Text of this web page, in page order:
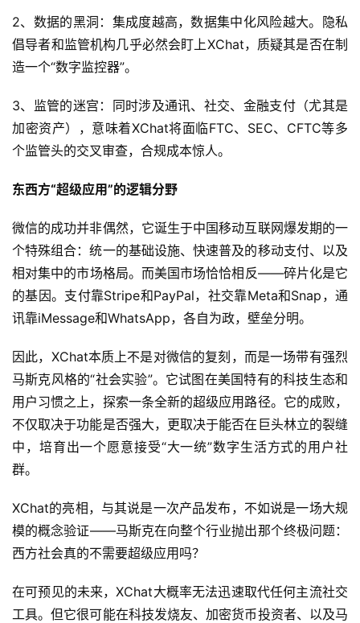
快
公
时
尚
科
2、数据的黑洞：集成度越高，数据集中化风险越大。隐私
倡导者和监管机构几乎必然会盯上XChat，质疑其是否在制
造一个“数字监控器”。
3、监管的迷宫：同时涉及通讯、社交、金融支付（尤其是
加密资产），意味着XChat将面临FTC、SEC、CFTC等多
个监管头的交叉审查，合规成本惊人。
东西方“超级应用”的逻辑分野
微信的成功并非偶然，它诞生于中国移动互联网爆发期的一
个特殊组合：统一的基础设施、快速普及的移动支付、以及
相对集中的市场格局。而美国市场恰恰相反——碎片化是它
的基因。支付靠Stripe和PayPal，社交靠Meta和Snap，通
讯靠iMessage和WhatsApp，各自为政，壁垒分明。
因此，XChat本质上不是对微信的复刻，而是一场带有强烈
马斯克风格的“社会实验”。它试图在美国特有的科技生态和
用户习惯之上，探索一条全新的超级应用路径。它的成败，
不仅取决于功能是否强大，更取决于能否在巨头林立的裂缝
中，培育出一个愿意接受“大一统”数字生活方式的用户社
群。
XChat的亮相，与其说是一次产品发布，不如说是一场大规
模的概念验证——马斯克在向整个行业抛出那个终极问题：
西方社会真的不需要超级应用吗？
在可预见的未来，XChat大概率无法迅速取代任何主流社交
工具。但它很可能在科技发烧友、加密货币投资者、以及马